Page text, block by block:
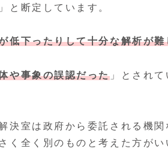
」と断定しています。
低下ったりして十分な解析が
や事象の誤認だった 」とされ
決室は政府から委託される機
く全く別のものと考えた方がい